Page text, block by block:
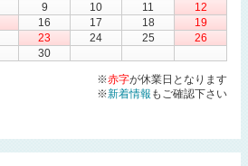
9 10 11
12
16 17 18
19
23 24 25
26
30
※赤字が休業日となります
※新着情報 もご確認下さい